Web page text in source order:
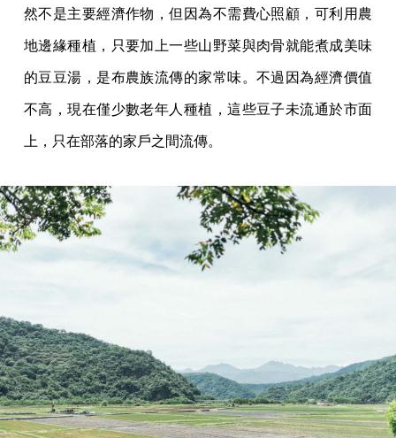
然不是主要經濟作物，但因為不需費心照顧，可利用農
地邊緣種植，只要加上一些山野菜與肉骨就能煮成美味
的豆豆湯，是布農族流傳的家常味。不過因為經濟價值
不高，現在僅少數老年人種植，這些豆子未流通於市面
上，只在部落的家戶之間流傳。